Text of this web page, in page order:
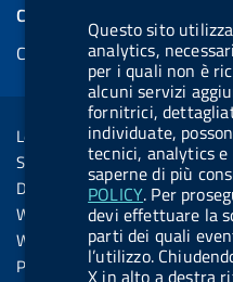
Questo sito
analytics,
per i quali non è
alcuni servizi
fornitrici,
individuate,
tecnici, analytics
saperne di più
POLICY. Per
devi effettuare la
parti dei quali
l’utilizzo.
X in alto a destra
l
.
b
u
t
t
o
n
.
s
k
y
u
b
e
e
d
i
n
COOKIES
Cookie management
Sezione Link Utili
Legal notice
Social Media Policy
Dichiarazione di accessibilità
Web accessibility
Website statistics
Privacy